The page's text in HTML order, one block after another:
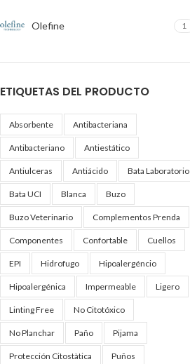
Olefine 1
ETIQUETAS DEL PRODUCTO
Absorbente Antibacteriana
Antibacteriano Antiestático
Antiulceras Antiácido Bata Laboratorio
Bata UCI Blanca Buzo
Buzo Veterinario Complementos Prenda
Componentes Confortable Cuellos
EPI Hidrofugo Hipoalergéncio
Hipoalergénica Impermeable Ligero
Linting Free No Citotóxico
No Planchar Paño Pijama
Protección Citostàtica Puños